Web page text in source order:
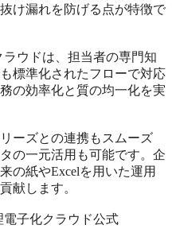
け漏れを防げる点が特徴で
ウドは、担当者の専門知
標準化されたフローで対応
の効率化と質の均一化を実
ーズとの連携もスムーズ
の一元活用も可能です。企
の紙やExcelを用いた運用
献します。
子化クラウド公式